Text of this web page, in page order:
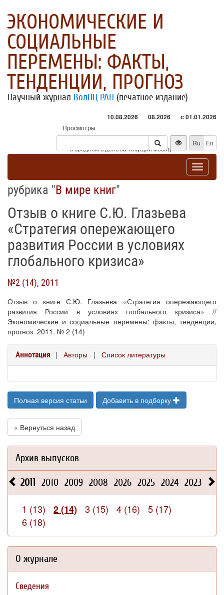
ЭКОНОМИЧЕСКИЕ И
СОЦИАЛЬНЫЕ
ПЕРЕМЕНЫ: ФАКТЫ,
ТЕНДЕНЦИИ, ПРОГНОЗ
Научный журнал ВолНЦ РАН (печатное издание)
10.08.2026 08.2026 с 01.01.2026
Просмотры
Посетители
* - в среднем в день за текущий месяц
Ru En
Toggle
рубрика "В мире книг"
Отзыв о книге С.Ю. Глазьева
«Стратегия опережающего
развития России в условиях
глобального кризиса»
№2 (14), 2011
Отзыв о книге С.Ю. Глазьева «Стратегия опережающего
развития России в условиях глобального кризиса» //
Экономические и социальные перемены: факты, тенденции,
прогноз. 2011. № 2 (14)
Аннотация | Авторы | Список литературы
Полная версия статьи Добавить в подборку
« Вернуться назад
Архив выпусков
2011 2010 2009 2008 2026 2025 2024 2023 2022
1 (13) 2 (14) 3 (15) 4 (16)
5 (17)
6 (18)
О журнале
Сведения